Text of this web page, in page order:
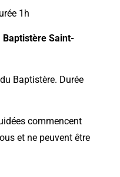
1h
Baptistère Saint-
Baptistère. Durée
commencent
et ne peuvent être